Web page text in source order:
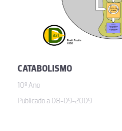
CATABOLISMO
10º Ano
Publicado a 08-09-2009